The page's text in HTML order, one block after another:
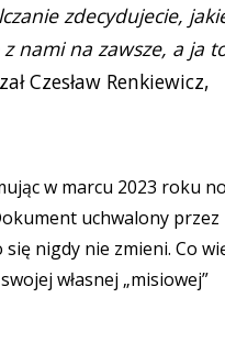
zdecydujecie,
nami na zawsze, a ja
Czesław Renkiewicz,
w marcu 2023 roku
uchwalony przez
nigdy nie zmieni. Co
własnej „misiowej”